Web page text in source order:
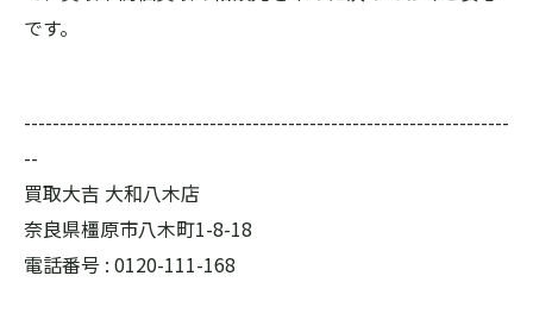
です。
--------------------------------------------------------------------
--
買取大吉 大和八木店
奈良県橿原市八木町1-8-18
電話番号 : 0120-111-168